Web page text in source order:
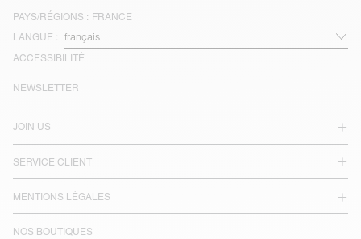
PAYS/RÉGIONS : FRANCE
LANGUE :
ACCESSIBILITÉ
JOIN US
SERVICE CLIENT
MENTIONS LÉGALES
NOS BOUTIQUES
NEWSLETTER